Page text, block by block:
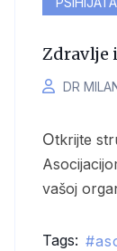
Zdravlje
DR
Otkrijte stručne metode za upravljanje stresom na radnom mestu sa Dr Milanom Popovićem i
vašoj
Tags: